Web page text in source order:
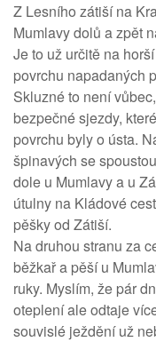
Z Lesního zátiší na
Mumlavy dolů a zpět
Je to už určitě na
povrchu napadaných
Skluzné to není
bezpečné sjezdy,
povrchu byly o ústa.
špinavých se
dole u Mumlavy a u
útulny na Kládové
pěšky od Zátiší.
Na druhou stranu za
běžkař a pěší u
ruky. Myslím, že pár
oteplení ale odtaje
souvislé ježdění už